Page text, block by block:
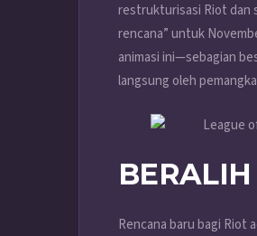
restrukturisasi Riot dan
rencana” untuk
animasi ini—sebagian
langsung oleh
Rencana baru bagi Riot